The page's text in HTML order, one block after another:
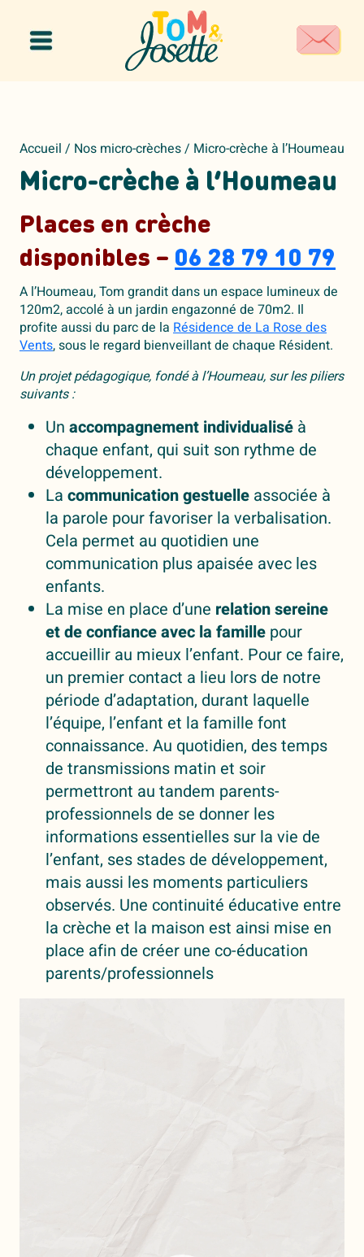
Accueil / Nos micro-crèches/ Micro-crèche à l’Houmeau
Micro-crèche à l’Houmeau
Places en crèche
disponibles – 06 28 79 10 79
A l’Houmeau, Tom grandit dans un espace lumineux de
120m2, accolé à un jardin engazonné de 70m2. Il
profite aussi du parc de la Résidence de La Rose des
Vents,sous le regard bienveillant de chaque Résident.
Un projet pédagogique, fondé à l’Houmeau, sur les piliers
suivants :
Un accompagnement individualisé à
chaque enfant, qui suit son rythme de
développement.
La communication gestuelle associée à
la parole pour favoriser la verbalisation.
Cela permet au quotidien une
communication plus apaisée avec les
enfants.
La mise en place d’une relation sereine
et de confiance avec la famille pour
accueillir au mieux l’enfant. Pour ce faire,
un premier contact a lieu lors de notre
période d’adaptation, durant laquelle
l’équipe, l’enfant et la famille font
connaissance. Au quotidien, des temps
de transmissions matin et soir
permettront au tandem parents-
professionnels de se donner les
informations essentielles sur la vie de
l’enfant, ses stades de développement,
mais aussi les moments particuliers
observés. Une continuité éducative entre
la crèche et la maison est ainsi mise en
place afin de créer une co-éducation
parents/professionnels
Panneau de gestion des cookies